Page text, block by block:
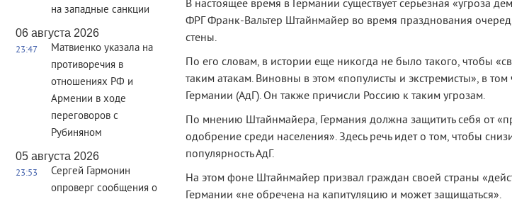
на западные санкции
06 августа 2026
23:47
Матвиенко указала на
противоречия в
отношениях РФ и
Армении в ходе
переговоров с
Рубиняном
05 августа 2026
23:53
Сергей Гармонин
опроверг сообщения о
В настоящее время в Германии существует серьезная «угроза
ФРГ Франк-Вальтер Штайнмайер во время празднования
стены.
По его словам, в истории еще никогда не было такого, чтобы
таким атакам. Виновны в этом «популисты и экстремисты», в том
Германии (АдГ). Он также причисли Россию к таким угрозам.
По мнению Штайнмайера, Германия должна защитить себя от
одобрение среди населения». Здесь речь идет о том, чтобы
популярность АдГ.
На этом фоне Штайнмайер призвал граждан своей страны
Германии «не обречена на капитуляцию и может защищаться».